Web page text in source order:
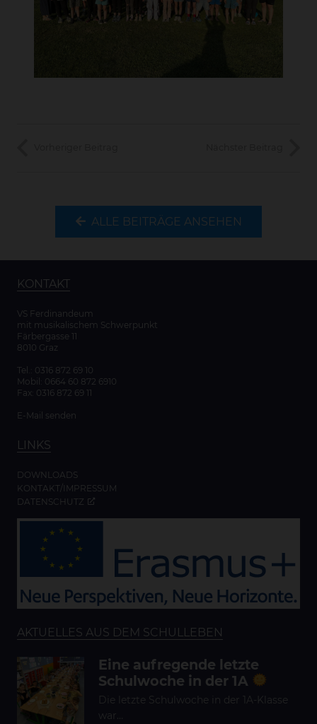
ALLE BEITRÄGE ANSEHEN
KONTAKT
VS Ferdinandeum
mit musikalischem Schwerpunkt
Färbergasse 11
8010 Graz
Tel.: 0316 872 69 10
Mobil: 0664 60 872 6910
Fax: 0316 872 69 11
E-Mail senden
LINKS
DOWNLOADS
KONTAKT/IMPRESSUM
DATENSCHUTZ
AKTUELLES AUS DEM SCHULLEBEN
Eine aufregende letzte
Schulwoche in der 1A
Die letzte Schulwoche in der 1A-Klasse
war…